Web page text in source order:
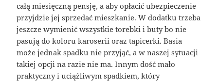
całą miesięczną pensję, a aby opłacić ubezpieczenie
przyjdzie jej sprzedać mieszkanie. W dodatku trzeba
jeszcze wymienić wszystkie torebki i buty bo nie
pasują do koloru karoserii oraz tapicerki. Basia
może jednak spadku nie przyjąć, a w naszej sytuacji
takiej opcji na razie nie ma. Innym dość mało
praktyczny i uciążliwym spadkiem, który